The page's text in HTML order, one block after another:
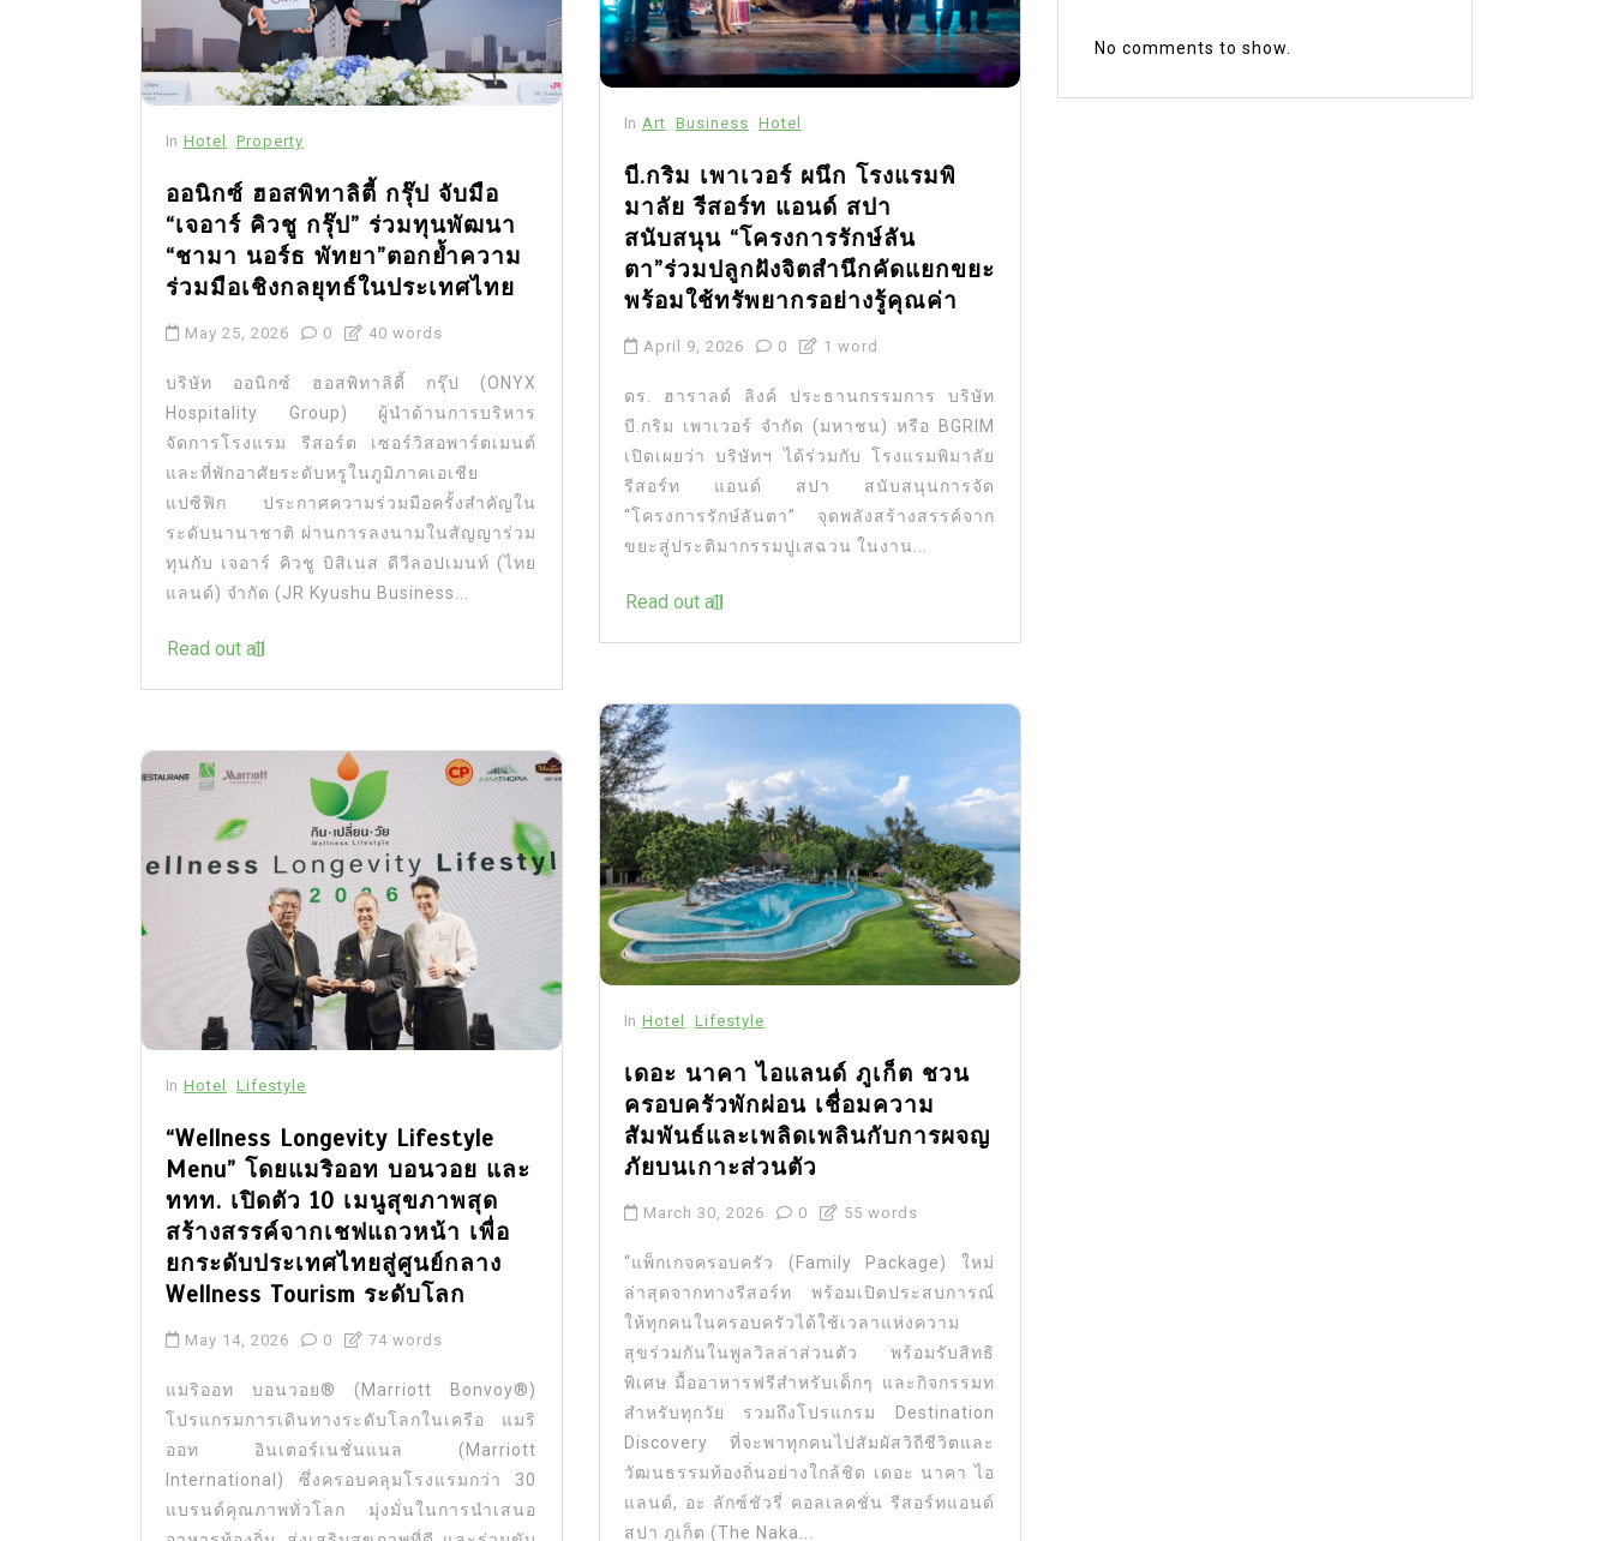
In Hotel Property
ออนิกซ์ ฮอสพิทาลิตี้ กรุ๊ป จับมือ
“เจอาร์ คิวชู กรุ๊ป” ร่วมทุนพัฒนา
“ชามา นอร์ธ พัทยา”ตอกย้ำความ
ร่วมมือเชิงกลยุทธ์ในประเทศไทย
May 25, 2026 0 40 words
บริษัท ออนิกซ์ ฮอสพิทาลิตี้ กรุ๊ป (ONYX
Hospitality Group) ผู้นำด้านการบริหาร
จัดการโรงแรม รีสอร์ต เซอร์วิสอพาร์ตเมนต์
และที่พักอาศัยระดับหรูในภูมิภาคเอเชีย
แปซิฟิก ประกาศความร่วมมือครั้งสำคัญใน
ระดับนานาชาติ ผ่านการลงนามในสัญญาร่วม
ทุนกับ เจอาร์ คิวชู บิสิเนส ดีวีลอปเมนท์ (ไทย
แลนด์) จำกัด (JR Kyushu Business...
Read out all
In Hotel Lifestyle
“Wellness Longevity Lifestyle
Menu” โดยแมริออท บอนวอย และ
ททท. เปิดตัว 10 เมนูสุขภาพสุด
สร้างสรรค์จากเชฟแถวหน้า เพื่อ
ยกระดับประเทศไทยสู่ศูนย์กลาง
Wellness Tourism ระดับโลก
May 14, 2026 0 74 words
แมริออท บอนวอย® (Marriott Bonvoy®)
โปรแกรมการเดินทางระดับโลกในเครือ แมริ
ออท อินเตอร์เนชั่นแนล (Marriott
International) ซึ่งครอบคลุมโรงแรมกว่า 30
แบรนด์คุณภาพทั่วโลก มุ่งมั่นในการนำเสนอ
In Art Business Hotel
บี.กริม เพาเวอร์ ผนึก โรงแรมพิ
มาลัย รีสอร์ท แอนด์ สปา
สนับสนุน “โครงการรักษ์ลัน
ตา”ร่วมปลูกฝังจิตสำนึกคัดแยกขยะ
พร้อมใช้ทรัพยากรอย่างรู้คุณค่า
April 9, 2026 0 1 word
ดร. ฮาราลด์ ลิงค์ ประธานกรรมการ บริษัท
บี.กริม เพาเวอร์ จำกัด (มหาชน) หรือ BGRIM
เปิดเผยว่า บริษัทฯ ได้ร่วมกับ โรงแรมพิมาลัย
รีสอร์ท แอนด์ สปา สนับสนุนการจัด
“โครงการรักษ์ลันตา” จุดพลังสร้างสรรค์จาก
ขยะสู่ประติมากรรมปูเสฉวน ในงาน...
Read out all
In Hotel Lifestyle
เดอะ นาคา ไอแลนด์ ภูเก็ต ชวน
ครอบครัวพักผ่อน เชื่อมความ
สัมพันธ์และเพลิดเพลินกับการผจญ
ภัยบนเกาะส่วนตัว
March 30, 2026 0 55 words
“แพ็กเกจครอบครัว (Family Package) ใหม่
ล่าสุดจากทางรีสอร์ท พร้อมเปิดประสบการณ์
ให้ทุกคนในครอบครัวได้ใช้เวลาแห่งความ
สุขร่วมกันในพูลวิลล่าส่วนตัว พร้อมรับสิทธิ
พิเศษ มื้ออาหารฟรีสำหรับเด็กๆ และกิจกรรมท
สำหรับทุกวัย รวมถึงโปรแกรม Destination
Discovery ที่จะพาทุกคนไปสัมผัสวิถีชีวิตและ
วัฒนธรรมท้องถิ่นอย่างใกล้ชิด เดอะ นาคา ไอ
แลนด์, อะ ลักซ์ชัวรี่ คอลเลคชั่น รีสอร์ทแอนด์
สปา ภูเก็ต (The Naka...
No comments to show.